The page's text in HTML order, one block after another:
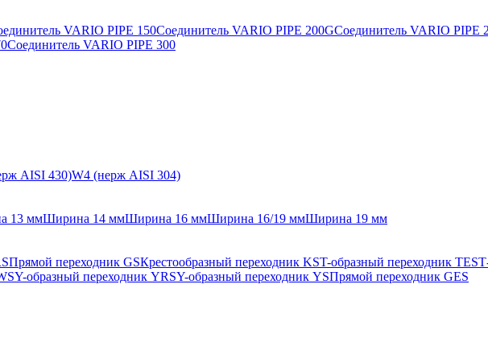
VARIO PIPE 150Соединитель VARIO PIPE 200GСоединитель VARIO PIPE
Соединитель VARIO PIPE 300
AISI 430)W4 (нерж AISI 304)
13 ммШирина 14 ммШирина 16 ммШирина 16/19 ммШирина 19 мм
Прямой переходник GSКрестообразный переходник KST-образный переходник TES
Y-образный переходник YRSY-образный переходник YSПрямой переходник GES